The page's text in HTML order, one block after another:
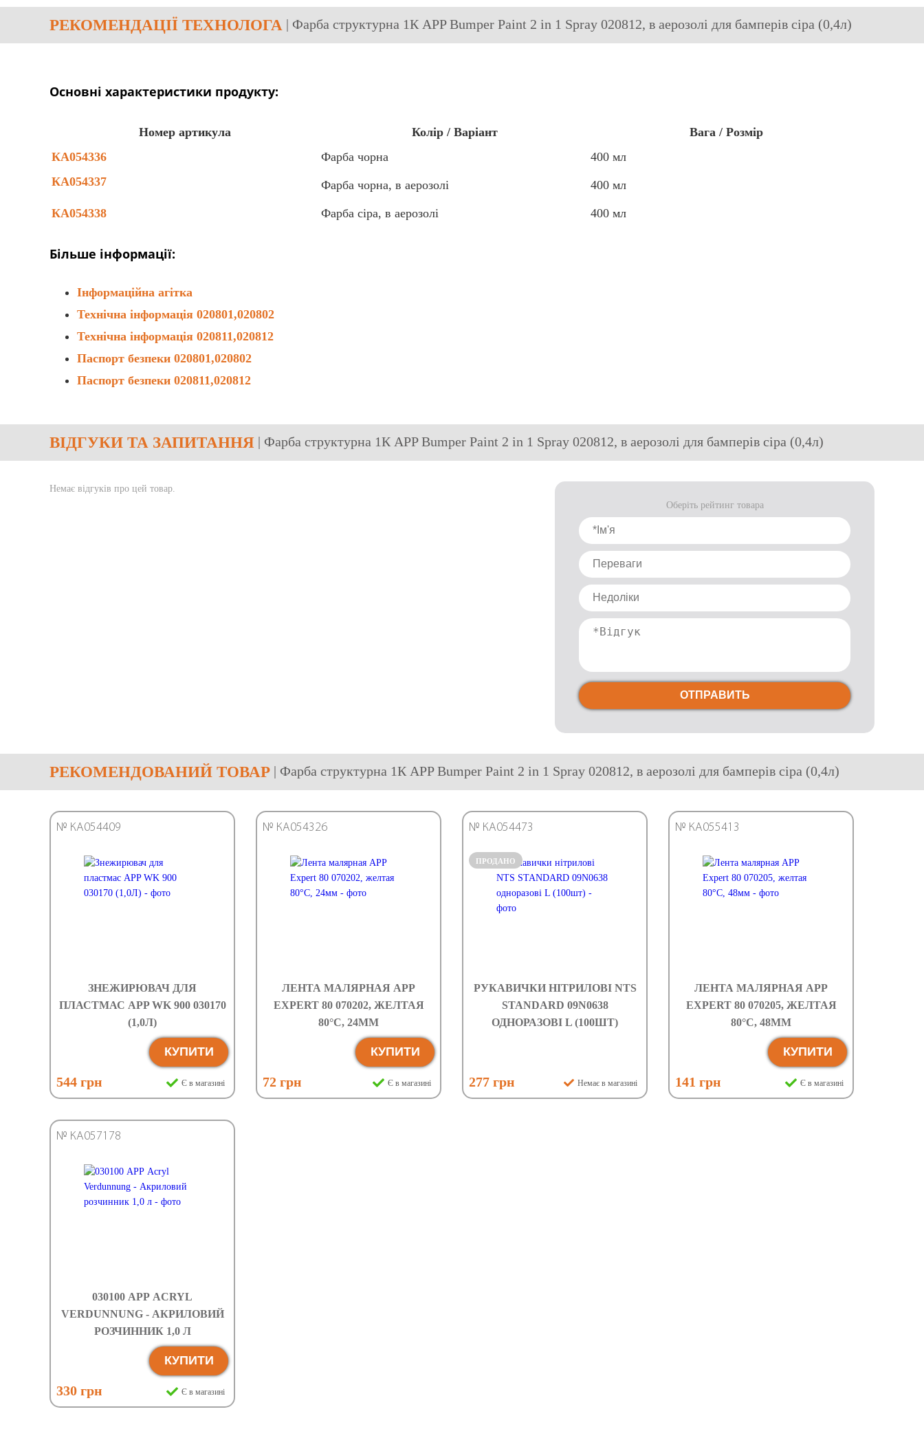
РЕКОМЕНДАЦІЇ ТЕХНОЛОГА | Фарба структурна 1К APP Bumper Paint 2 in 1 Spray 020812, в аерозолі для бамперів сіра (0,4л)
Основні характеристики продукту:
Номер артикула Колір / Варіант
Вага / Розмір
КА054336
Фарба чорна
400 мл
КА054337
Фарба чорна, в аерозолі 400 мл
КА054338 Фарба сіра, в аерозолі 400 мл
Більше інформації:
Інформаційна агітка
Технічна інформація 020801,020802
Технічна інформація 020811,020812
Паспорт безпеки 020801,020802
Паспорт безпеки 020811,020812
ВІДГУКИ ТА ЗАПИТАННЯ | Фарба структурна 1К APP Bumper Paint 2 in 1 Spray 020812, в аерозолі для бамперів сіра (0,4л)
Немає відгуків про цей товар.
Оберіть рейтинг товара
ОТПРАВИТЬ
РЕКОМЕНДОВАНИЙ ТОВАР | Фарба структурна 1К APP Bumper Paint 2 in 1 Spray 020812, в аерозолі для бамперів сіра (0,4л)
№ КА054409
ЗНЕЖИРЮВАЧ ДЛЯ
ПЛАСТМАС APP WK 900 030170
(1,0Л)
544 грн
КУПИТИ
Є в магазині
№ КА054326
ЛЕНТА МАЛЯРНАЯ APP
EXPERT 80 070202, ЖЕЛТАЯ
80°C, 24ММ
72 грн
КУПИТИ
Є в магазині
ПРОДАНО
№ КА054473
РУКАВИЧКИ НІТРИЛОВІ NTS
STANDARD 09N0638
ОДНОРАЗОВІ L (100ШТ)
277 грн Немає в магазині
№ КА055413
ЛЕНТА МАЛЯРНАЯ APP
EXPERT 80 070205, ЖЕЛТАЯ
80°C, 48ММ
141 грн
КУПИТИ
Є в магазині
№ КА057178
030100 АРР ACRYL
VERDUNNUNG - АКРИЛОВИЙ
РОЗЧИННИК 1,0 Л
330 грн
КУПИТИ
Є в магазині